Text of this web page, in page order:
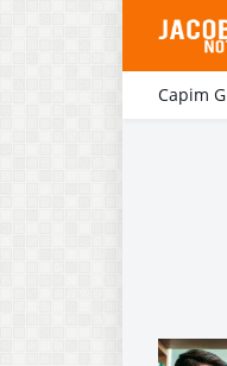
Capim